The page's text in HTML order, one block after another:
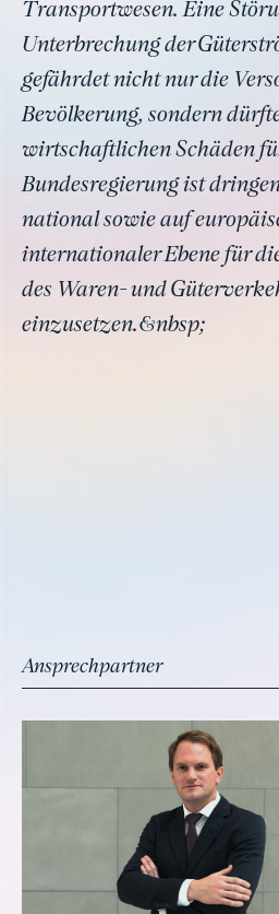
Transportwesen. Eine
Unterbrechung der
gefährdet nicht nur die
Bevölkerung, sondern
wirtschaftlichen Schäden
Bundesregierung ist
national sowie auf
internationaler Ebene für
des Waren- und
einzusetzen.&nbsp;
Ansprechpartner